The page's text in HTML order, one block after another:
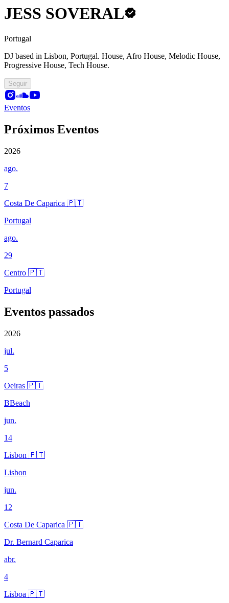
JESS SOVERAL
Portugal
DJ based in Lisbon, Portugal. House, Afro House, Melodic House,
Progressive House, Tech House.
Seguir
Eventos
Próximos Eventos
2026
ago.
7
Costa De Caparica 🇵🇹
Portugal
ago.
29
Centro 🇵🇹
Portugal
Eventos passados
2026
jul.
5
Oeiras 🇵🇹
BBeach
jun.
14
Lisbon 🇵🇹
Lisbon
jun.
12
Costa De Caparica 🇵🇹
Dr. Bernard Caparica
abr.
4
Lisboa 🇵🇹